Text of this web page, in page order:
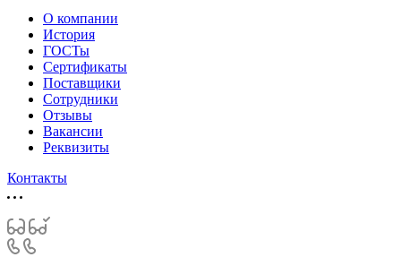
О компании
История
ГОСТы
Сертификаты
Поставщики
Сотрудники
Отзывы
Вакансии
Реквизиты
Контакты